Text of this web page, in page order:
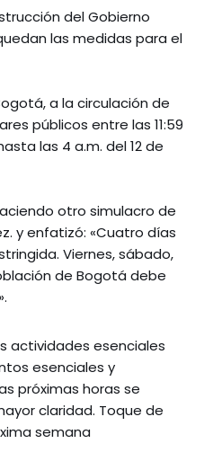
del Gobierno
las medidas para el
a la circulación de
públicos entre las 11:59
las 4 a.m. del 12 de
otro simulacro de
y enfatizó: «Cuatro días
Viernes, sábado,
de Bogotá debe
actividades esenciales
esenciales y
próximas horas se
claridad. Toque de
semana